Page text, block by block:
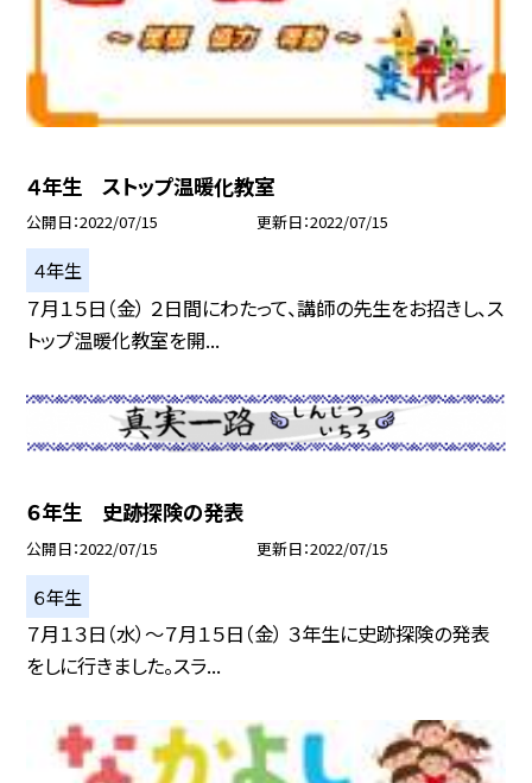
４年生 ストップ温暖化教室
公開日 2022/07/15 更新日 2022/07/15
４年生
７月１５日（金） ２日間にわたって、講師の先生をお招きし、ス
トップ温暖化教室を開...
６年生 史跡探険の発表
公開日 2022/07/15 更新日 2022/07/15
６年生
７月１３日（水）〜７月１５日（金） ３年生に史跡探険の発表
をしに行きました。スラ...